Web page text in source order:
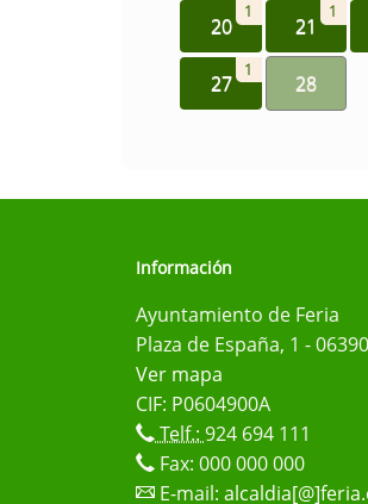
20
1
21
1
27
1
28
Información
Ayuntamiento de Feria
Plaza de España, 1 -
Ver mapa
CIF: P0604900A
Telf.: 924 694 111
Fax: 000 000 000
E-mail: